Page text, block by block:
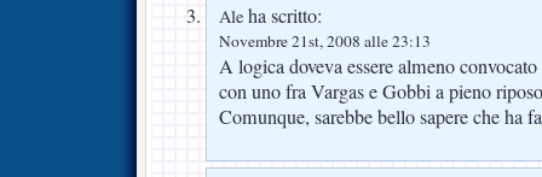
Ale ha scritto:
Novembre 21st, 2008 alle 23:13
A logica doveva essere almeno
con uno fra Vargas e Gobbi a pieno
Comunque, sarebbe bello sapere che ha